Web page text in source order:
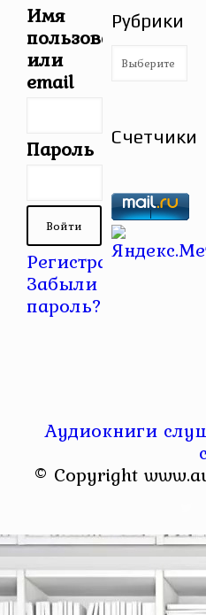
Имя
пользователя
или
email
Пароль
Регистрация |
Забыли
пароль?
Рубрики
Рубрики
Счетчики
Аудиокниги
© Copyright